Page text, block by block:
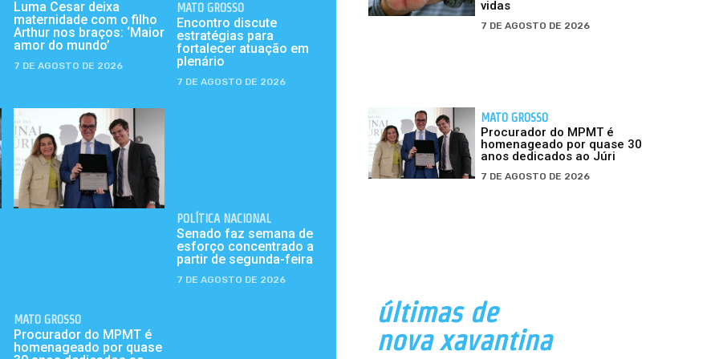
Luma Cesar deixa
maternidade com o filho
Arthur nos braços: ‘Maior
amor do mundo’
7 DE AGOSTO DE 2026
MATO GROSSO
Encontro discute
estratégias para
fortalecer atuação em
plenário
7 DE AGOSTO DE 2026
MATO GROSSO
Procurador do MPMT é
homenageado por quase
POLÍTICA NACIONAL
Senado faz semana de
esforço concentrado a
partir de segunda-feira
7 DE AGOSTO DE 2026
vidas
7 DE AGOSTO DE 2026
MATO GROSSO
Procurador do MPMT é
homenageado por quase 30
anos dedicados ao Júri
7 DE AGOSTO DE 2026
últimas de
nova xavantina